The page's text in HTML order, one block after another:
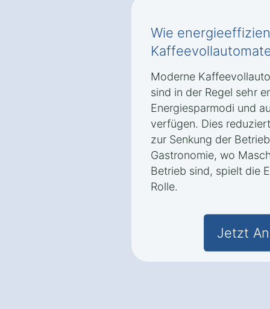
Wie
Moderne
sind in der Regel sehr
Energiesparmodi und
verfügen. Dies
zur Senkung der
Gastronomie, wo
Betrieb sind, spielt die
Rolle.
Jetzt